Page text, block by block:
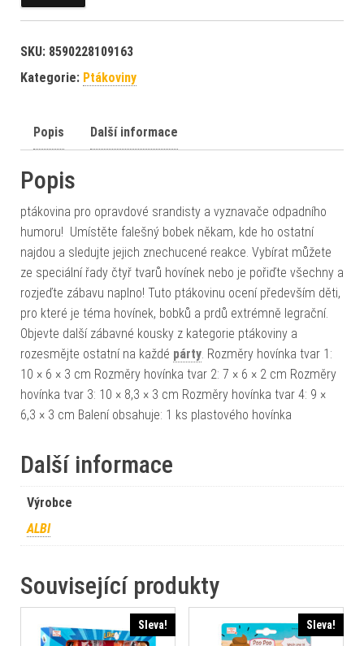
SKU: 8590228109163
Kategorie: Ptákoviny
Popis Další informace
Popis
ptákovina pro opravdové srandisty a vyznavače odpadního
humoru! Umístěte falešný bobek někam, kde ho ostatní
najdou a sledujte jejich znechucené reakce. Vybírat můžete
ze speciální řady čtyř tvarů hovínek nebo je pořiďte všechny a
rozjeďte zábavu naplno! Tuto ptákovinu ocení především děti,
pro které je téma hovínek, bobků a prdů extrémně legrační.
Objevte další zábavné kousky z kategorie ptákoviny a
rozesmějte ostatní na každé párty . Rozměry hovínka tvar 1:
10 × 6 × 3 cm Rozměry hovínka tvar 2: 7 × 6 × 2 cm Rozměry
hovínka tvar 3: 10 × 8,3 × 3 cm Rozměry hovínka tvar 4: 9 ×
6,3 × 3 cm Balení obsahuje: 1 ks plastového hovínka
Další informace
Výrobce
ALBI
Související produkty
Sleva! Sleva!